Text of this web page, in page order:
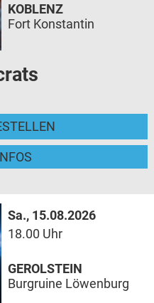
KOBLENZ
Fort Konstantin
Sa., 15.08.2026
18.00 Uhr
GEROLSTEIN
Burgruine Löwenburg